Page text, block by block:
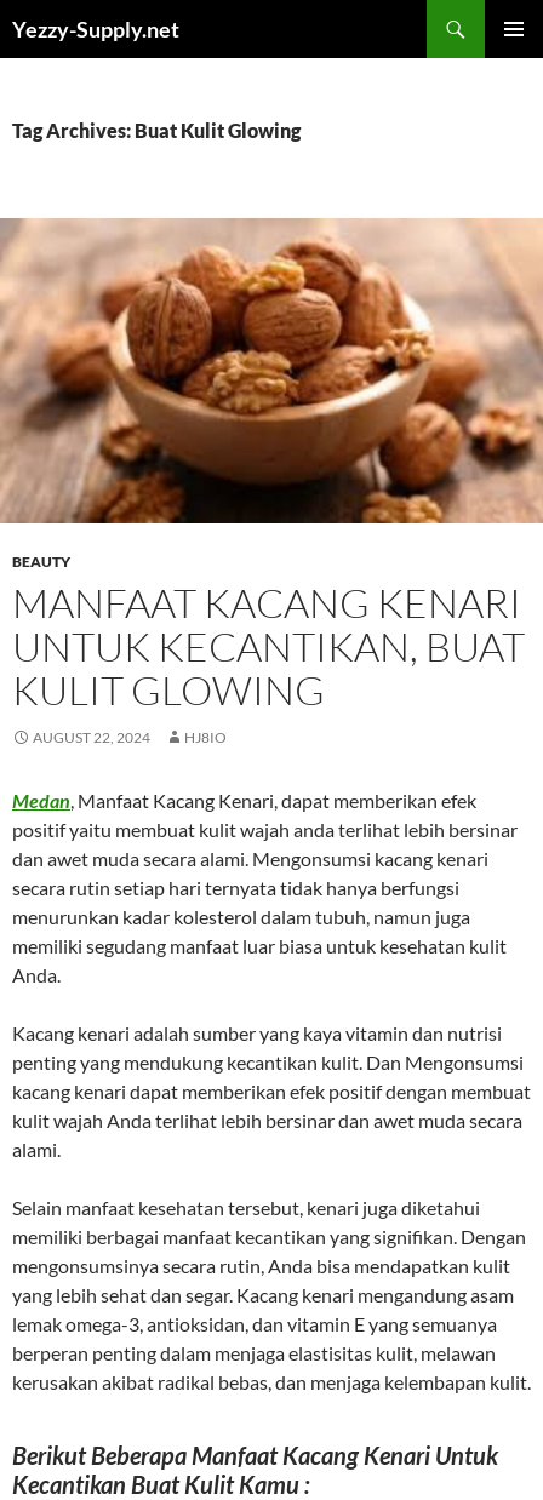
Yezzy-Supply.net
Tag Archives: Buat Kulit Glowing
BEAUTY
MANFAAT KACANG KENARI
UNTUK KECANTIKAN, BUAT
KULIT GLOWING
AUGUST 22, 2024 HJ8IO
Medan, Manfaat Kacang Kenari, dapat memberikan efek
positif yaitu membuat kulit wajah anda terlihat lebih bersinar
dan awet muda secara alami. Mengonsumsi kacang kenari
secara rutin setiap hari ternyata tidak hanya berfungsi
menurunkan kadar kolesterol dalam tubuh, namun juga
memiliki segudang manfaat luar biasa untuk kesehatan kulit
Anda.
Kacang kenari adalah sumber yang kaya vitamin dan nutrisi
penting yang mendukung kecantikan kulit. Dan Mengonsumsi
kacang kenari dapat memberikan efek positif dengan membuat
kulit wajah Anda terlihat lebih bersinar dan awet muda secara
alami.
Selain manfaat kesehatan tersebut, kenari juga diketahui
memiliki berbagai manfaat kecantikan yang signifikan. Dengan
mengonsumsinya secara rutin, Anda bisa mendapatkan kulit
yang lebih sehat dan segar. Kacang kenari mengandung asam
lemak omega-3, antioksidan, dan vitamin E yang semuanya
berperan penting dalam menjaga elastisitas kulit, melawan
kerusakan akibat radikal bebas, dan menjaga kelembapan kulit.
Berikut Beberapa Manfaat Kacang Kenari Untuk
Kecantikan Buat Kulit Kamu :